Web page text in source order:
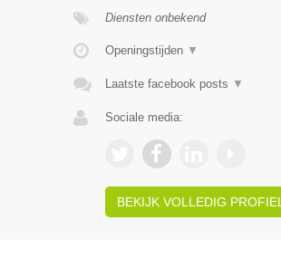
Diensten onbekend
Openingstijden ▼
Laatste facebook posts ▼
Sociale media:
BEKIJK VOLLEDIG PROFIEL